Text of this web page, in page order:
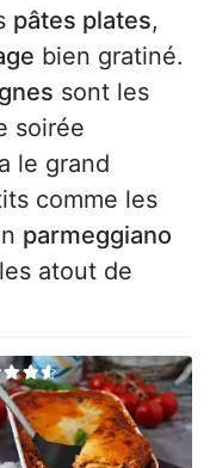
pâtes plates,
bien gratiné.
sont les
soirée
le grand
comme les
parmeggiano
atout de